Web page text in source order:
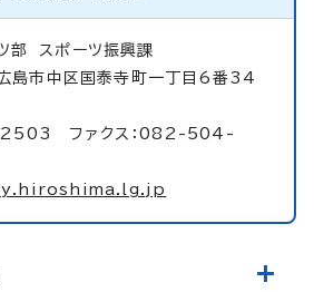
部 スポーツ振興課
市中区国泰寺町一丁目6番34
ファクス：082-504-